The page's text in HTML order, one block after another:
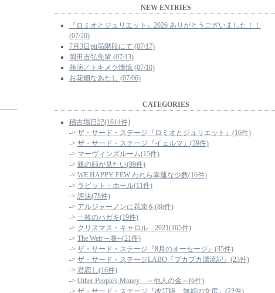
NEW ENTRIES
『ロミオとジュリエット』2026 ありがとうございました！！
(07/20)
7月3日pit昴階段にて (07/17)
岡田吉弘先輩 (07/13)
熱演／トキメク懐憶 (07/10)
お花畑なあたし (07/06)
CATEGORIES
稽古場日記(1614件)
-> ザ・サード・ステージ『ロミオとジュリエット』(16件)
-> ザ・サード・ステージ『イェルマ』(39件)
-> マーヴィンズルーム(15件)
-> 親の顔が見たい(99件)
-> WE HAPPY FEW われら幸運な少数(16件)
-> ラビット・ホール(11件)
-> 評決(78件)
-> アルジャーノンに花束を(86件)
-> 一枚のハガキ(19件)
-> クリスマス・キャロル 2021(105件)
-> The Weir ─堰─(21件)
-> ザ・サード・ステージ『8月のオーセージ』(35件)
-> ザ・サード・ステージLABO『プカプカ漂流記』(23件)
-> 君恋し(16件)
-> Other People's Money ～他人の金～(6件)
-> ザ・サード・ステージ『改訂版 無頼の女房』(22件)